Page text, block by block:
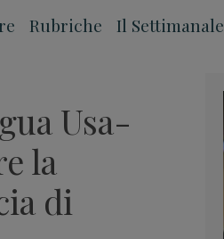
Rubriche Il Settimanale
Usa-
la
di